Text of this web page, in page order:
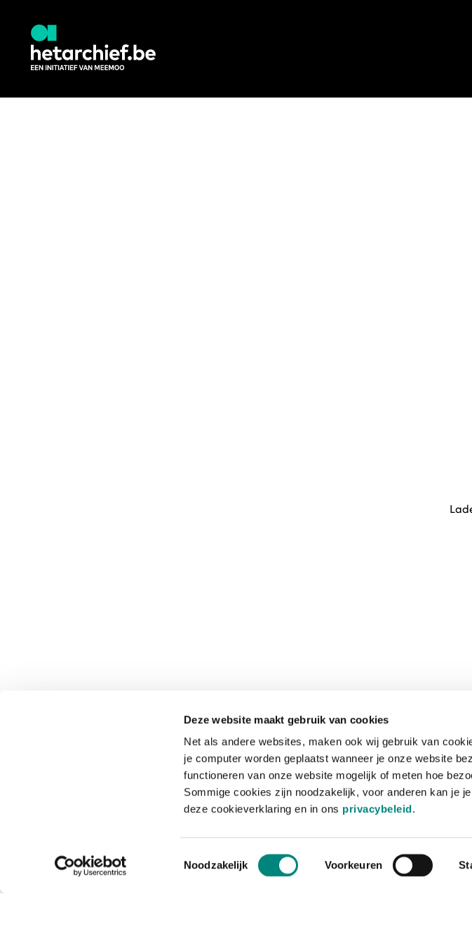
Deze website maakt gebruik van cookies
Net als andere websites, maken ook wij gebruik van
je computer worden geplaatst wanneer je onze website
functioneren van onze website mogelijk of meten hoe
Sommige cookies zijn noodzakelijk, voor anderen kan je
deze cookieverklaring en in ons privacybeleid.
Toestemmingsselectie
Noodzakelijk Voorkeuren